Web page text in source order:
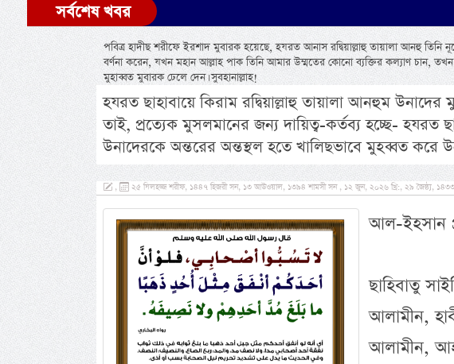
সর্বশেষ খবর
পবিত্র হাদীছ শরীফে ইরশাদ মুবারক হয়েছে, হযরত আনাস রদ্বিয়াল্লাহু তায়ালা আনহু তিনি
বর্ণনা করেন, যখন মহান আল্লাহ পাক তিনি আমার উম্মতের কোনো ব্যক্তির কল্যাণ চান, তখন
মুহাব্বত মুবারক ঢেলে দেন। সুবহানাল্লাহ!
হযরত ছাহাবায়ে কিরাম রদ্বিয়াল্লাহু তায়ালা আনহুম
তাই, প্রত্যেক মুসলমানের জন্য দায়িত্ব-কর্তব্য হচ্ছে- হযরত
উনাদেরকে অন্তরের অন্তস্থল হতে খালিছভাবে মুহব্বত করে
, ২৫ যিলহজ্জ শরীফ, ১৪৪৭ হিজরী সন, ১৩ আউওয়াল, ১৩৯৪ শামসী সন , ১২ জুন, ২০২৬ খ্রি:, ২৯ জৈষ্ঠ্য,
আল-ইহসান
ছাহিবাতু
আলামীন,
আলামীন,